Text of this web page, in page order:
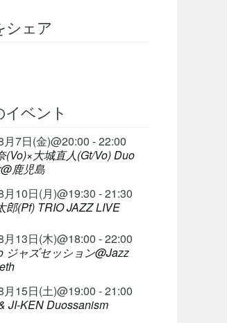
シェア
ベント
7日(金)@20:00 - 22:00
(Vo)×大城直人(Gt/Vo) Duo
鹿児島
10日(月)@19:30 - 21:30
郎(Pf) TRIO JAZZ LIVE
13日(木)@18:00 - 22:00
ジャズセッション@Jazz
15日(土)@19:00 - 21:00
JI-KEN Duossanism